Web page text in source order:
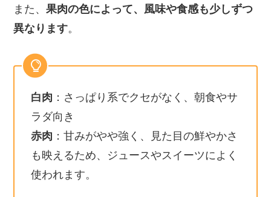
また、果肉の色によって、風味や食感も少しずつ
異なります。
白肉 ：さっぱり系でクセがなく、朝食やサ
ラダ向き
赤肉 ：甘みがやや強く、見た目の鮮やかさ
も映えるため、ジュースやスイーツによく
使われます。